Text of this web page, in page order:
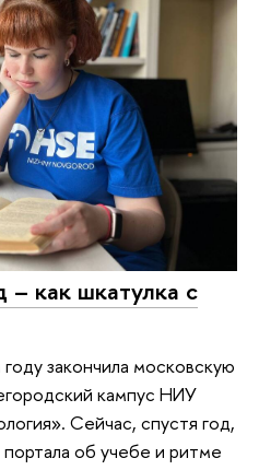
как шкатулка с
закончила московскую
кампус НИУ
Сейчас, спустя год,
об учебе и ритме